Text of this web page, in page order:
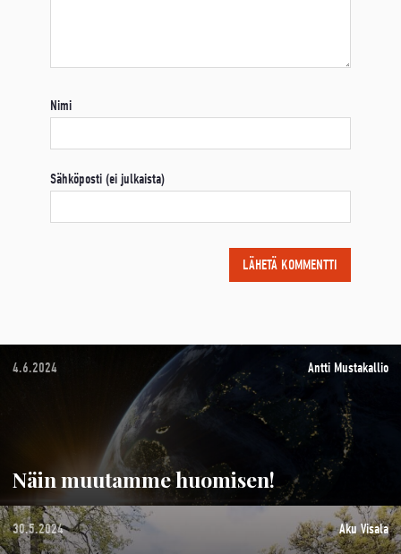
Nimi
Sähköposti (ei julkaista)
4.6.2024 Antti Mustakallio
Näin muutamme huomisen!
30.5.2024 Aku Visala